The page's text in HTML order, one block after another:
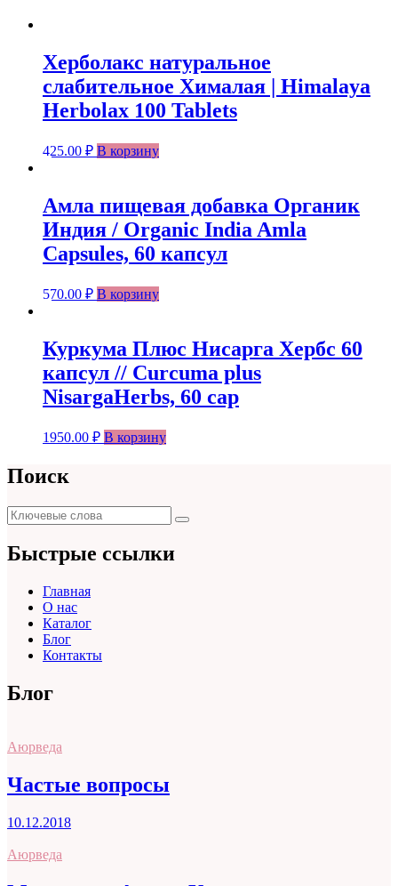
Херболакс натуральное
слабительное Хималая | Himalaya
Herbolax 100 Tablets
425.00 ₽ В корзину
Амла пищевая добавка Органик
Индия / Organic India Amla
Capsules, 60 капсул
570.00 ₽ В корзину
Куркума Плюс Нисарга Хербс 60
капсул // Curcuma plus
NisargaHerbs, 60 cap
1950.00 ₽ В корзину
Поиск
Поиск
для:
Поиск
Быстрые ссылки
Главная
О нас
Каталог
Блог
Контакты
Блог
Аюрведа
Частые вопросы
10.12.2018
Аюрведа